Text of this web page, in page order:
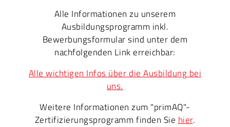
Alle Informationen zu unserem
Ausbildungsprogramm inkl.
Bewerbungsformular sind unter dem
nachfolgenden Link erreichbar:
Alle wichtigen Infos über die Ausbildung bei
uns.
Weitere Informationen zum "primAQ"-
Zertifizierungsprogramm finden Sie hier.